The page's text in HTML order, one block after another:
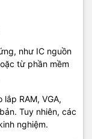
như IC nguồn
từ phần mềm
RAM, VGA,
Tuy nhiên, các
nghiệm.